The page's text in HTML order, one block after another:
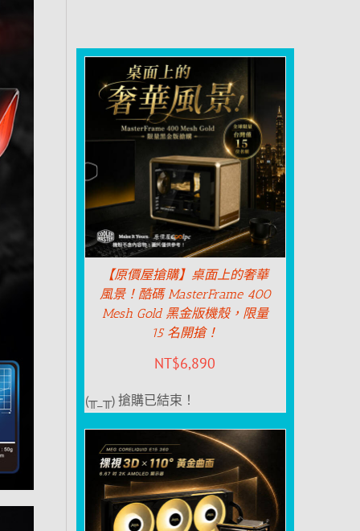
【原價屋搶購】桌面上的奢華
風景！酷碼 MasterFrame 400
Mesh Gold 黑金版機殼，限量
15 名開搶！
NT$6,890
(╥_╥) 搶購已結束！